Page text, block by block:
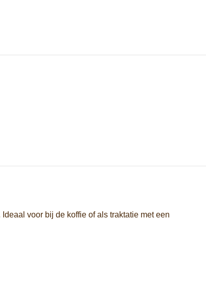
voor bij de koffie of als traktatie met een